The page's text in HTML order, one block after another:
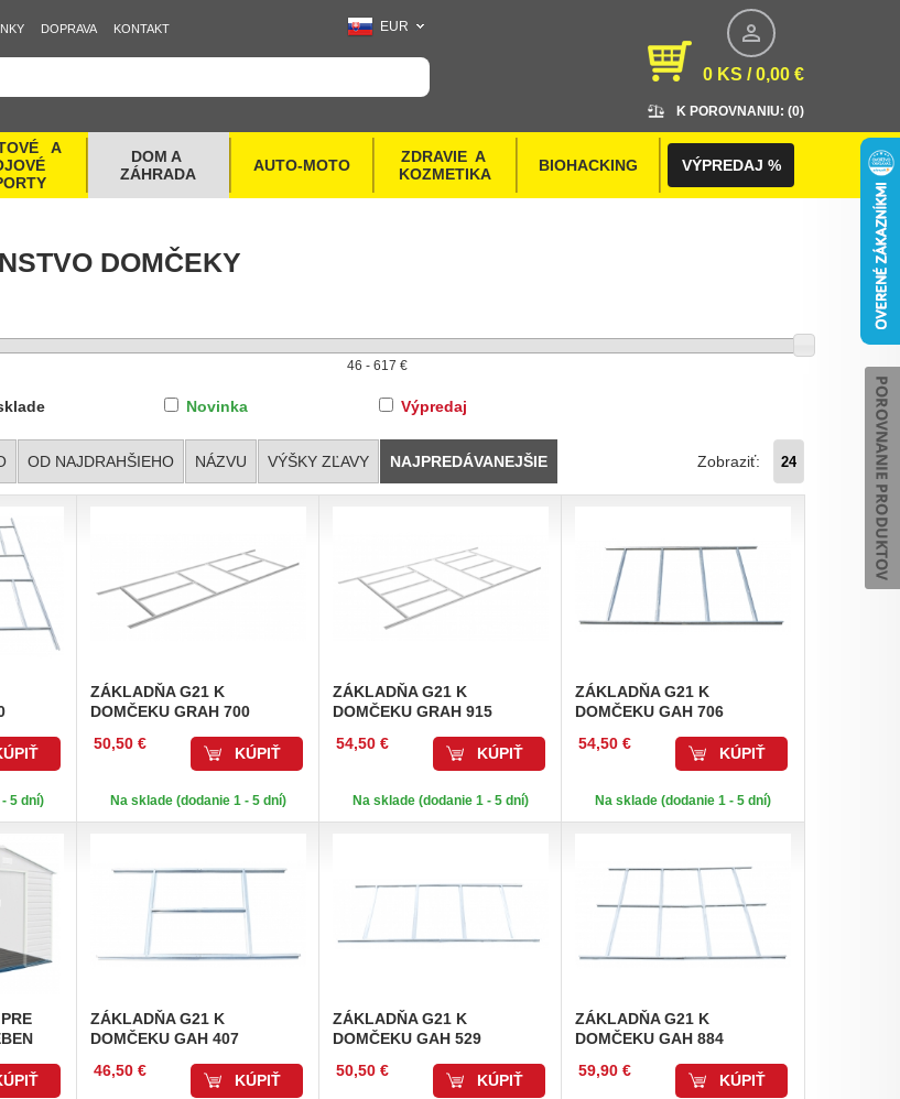
A
DOM A
ZÁHRADA
AUTO-MOTO
ZDRAVIE  A
KOZMETIKA
BIOHACKING VÝPREDAJ %
EUR
DOPRAVA KONTAKT
K POROVNANIU: (0)
0 KS / 0,00 €
DOMČEKY
Novinka Výpredaj
OD NAJDRAHŠIEHO NÁZVU VÝŠKY ZĽAVY NAJPREDÁVANEJŠIE Zobraziť:
5 dní)
ZÁKLADŇAG21 K
DOMČEKU GRAH 700
50,50 €
KÚPIŤ
Na sklade (dodanie 1 - 5 dní)
ZÁKLADŇAG21 K
DOMČEKU GRAH 915
54,50 €
KÚPIŤ
Na sklade (dodanie 1 - 5 dní)
ZÁKLADŇAG21 K
DOMČEKU GAH 706
54,50 €
KÚPIŤ
Na sklade (dodanie 1 - 5 dní)
ZÁKLADŇAG21 K
DOMČEKU GAH 407
46,50 €
KÚPIŤ
ZÁKLADŇAG21 K
DOMČEKU GAH 529
50,50 €
KÚPIŤ
ZÁKLADŇAG21 K
DOMČEKU GAH 884
59,90 €
KÚPIŤ